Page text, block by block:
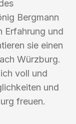
Bergmann
Erfahrung und
sie einen
Würzburg.
voll und
und
freuen.